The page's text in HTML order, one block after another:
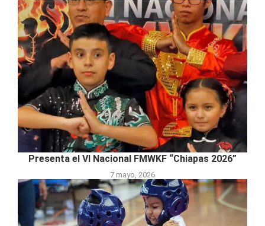
Presenta el VI Nacional FMWKF “Chiapas 2026”
7 mayo, 2026